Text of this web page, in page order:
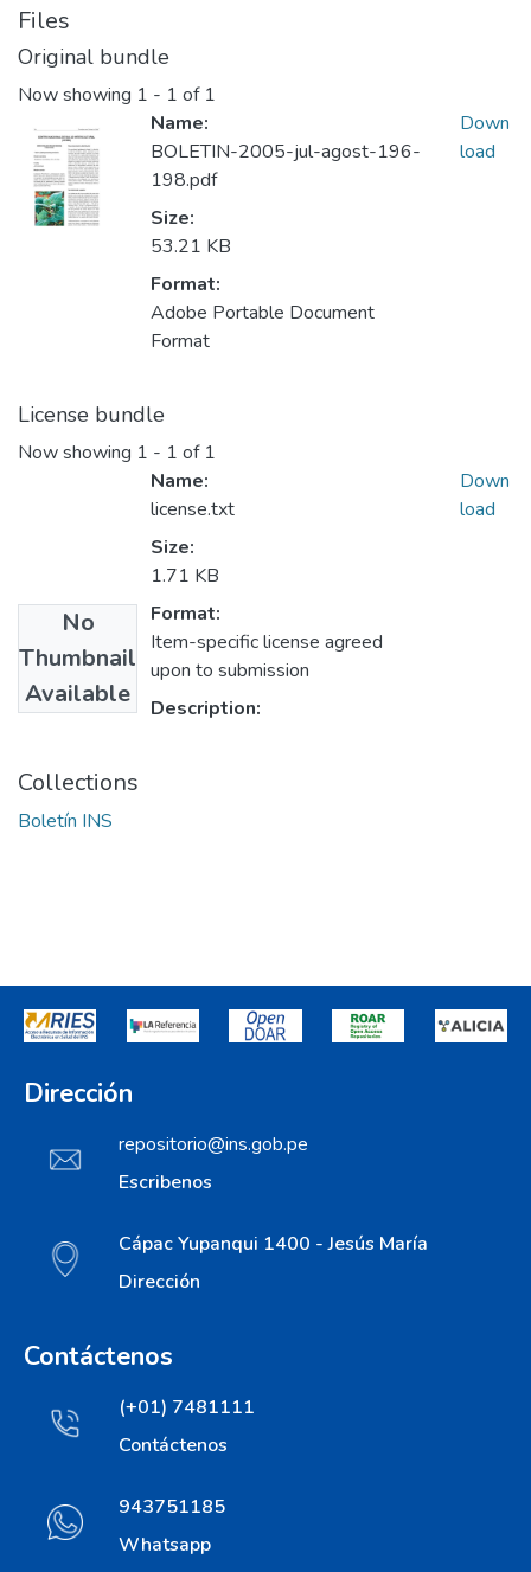
Files
Original bundle
Now showing 1 - 1 of 1
Name:
BOLETIN-2005-jul-agost-196-
198.pdf
Size:
53.21 KB
Format:
Adobe Portable Document
Format
Down
load
License bundle
Now showing 1 - 1 of 1
No
Thumbnail
Available
Name:
license.txt
Size:
1.71 KB
Format:
Item-specific license agreed
upon to submission
Description:
Down
load
Collections
Boletín INS
Dirección
repositorio@ins.gob.pe
Escribenos
Cápac Yupanqui 1400 - Jesús María
Dirección
Contáctenos
(+01) 7481111
Contáctenos
943751185
Whatsapp